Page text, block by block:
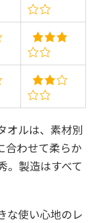
オルは、素材別
合わせて柔らか
。製造はすべて
な使い心地のレ